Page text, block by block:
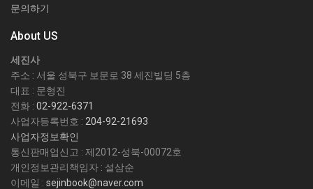
문의하기
About US
세진사
주소 : 서울 성북구 보문로 38 세진빌딩 5층
대표 : 문형진
전화 : 02-922-6371
사업자등록번호 : 204-92-21693
사업자정보확인
통신판매업신고 : 제2012-성북-00072호
개인정보관리책임자 : 설삼순
이메일 : sejinbook@naver.com